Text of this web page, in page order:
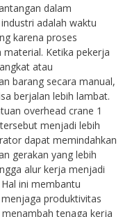
dalam
adalah waktu
karena proses
material. Ketika pekerja
atau
barang secara manual,
berjalan lebih lambat.
overhead crane 1
menjadi lebih
dapat memindahkan
gerakan yang lebih
alur kerja menjadi
ini membantu
produktivitas
tenaga kerja